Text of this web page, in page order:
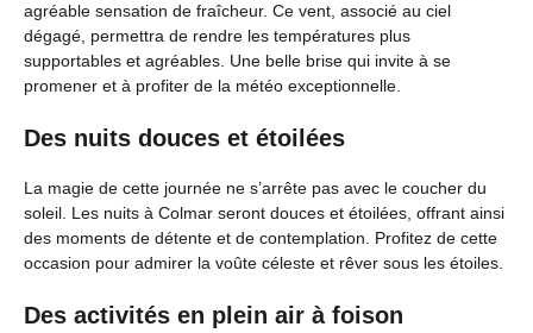
agréable sensation de fraîcheur. Ce vent, associé au ciel
dégagé, permettra de rendre les températures plus
supportables et agréables. Une belle brise qui invite à se
promener et à profiter de la météo exceptionnelle.
Des nuits douces et étoilées
La magie de cette journée ne s’arrête pas avec le coucher du
soleil. Les nuits à Colmar seront douces et étoilées, offrant ainsi
des moments de détente et de contemplation. Profitez de cette
occasion pour admirer la voûte céleste et rêver sous les étoiles.
Des activités en plein air à foison